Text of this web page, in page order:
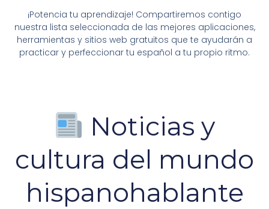
¡Potencia tu aprendizaje! Compartiremos contigo
nuestra lista seleccionada de las mejores aplicaciones,
herramientas y sitios web gratuitos que te ayudarán a
practicar y perfeccionar tu español a tu propio ritmo.
Noticias y
cultura del mundo
hispanohablante